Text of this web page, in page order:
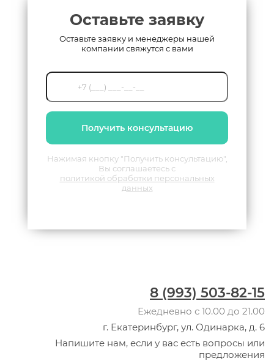
Оставьте заявку
Оставьте заявку и менеджеры нашей
компании свяжутся с вами
Получить консультацию
Нажимая кнопку "Получить консультацию",
Вы соглашаетесь с
политикой обработки персональных
данных
8 (993) 503-82-15
Ежедневно с 10.00 до 21.00
г. Екатеринбург, ул. Одинарка, д. 6
Напишите нам, если у вас есть вопросы или
предложения